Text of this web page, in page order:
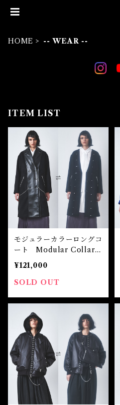
HOME -- WEAR --
ITEM LIST
モジュラーカラーロングコ
ート Modular Collar L
ong Coat
¥121,000
SOLD OUT